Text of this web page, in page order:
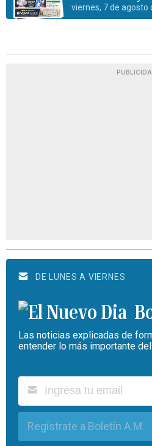
viernes, 7 de agosto
DE LUNES A VIERNES
Las noticias explicadas de
entender lo más importante del
Regístrate a Boletín A.M.